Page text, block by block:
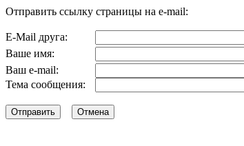
Отправить ссылку страницы на e-mail:
E-Mail друга:
Ваше имя:
Ваш e-mail:
Тема сообщения: